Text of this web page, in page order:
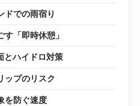
ドでの雨宿り
「即時休憩」
とハイドロ対策
ップのリスク
を防ぐ速度